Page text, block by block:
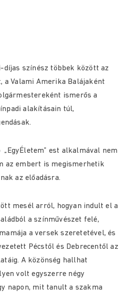
díjas színész többek között az
a Valami Amerika Balájaként
ismerős a
alakításain túl,
est alkalmával nem
az embert is megismerhetik
az előadásra.
mesél arról, hogyan indult el a
a színművészet felé,
a versek szeretetével, és
Pécstől és Debrecentől az
A közönség hallhat
volt egyszerre négy
napon, mit tanult a szakma